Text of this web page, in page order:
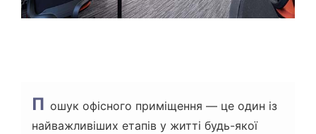
П ошук офісного приміщення — це один із
найважливіших етапів у житті будь-якої